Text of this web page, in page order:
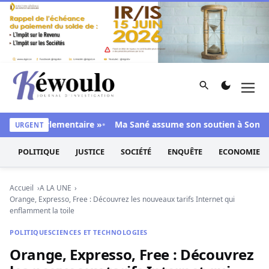
Aller au contenu
Kéwoulo, le premier site d'information et d'investigation
Rechercher
URGENT
parlementaire » Ma Sané assume son soutien à Sonko :
POLITIQUE JUSTICE SOCIÉTÉ ENQUÊTE ECONOMIE
Accueil
A LA UNE
Orange, Expresso, Free : Découvrez les nouveaux tarifs Internet qui
enflamment la toile
POLITIQUESCIENCES ET TECHNOLOGIES
Orange, Expresso, Free : Découvrez